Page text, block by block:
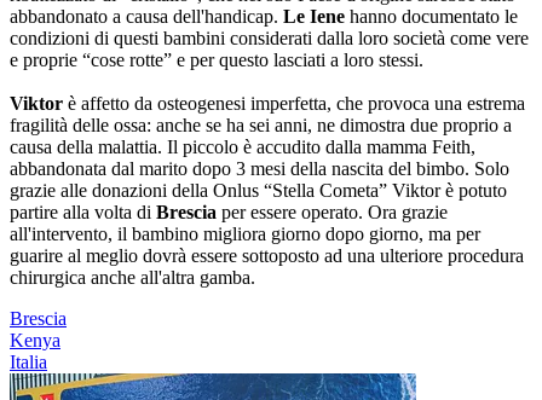
abbandonato a causa dell'handicap. Le Iene hanno documentato le
condizioni di questi bambini considerati dalla loro società come vere
e proprie “cose rotte” e per questo lasciati a loro stessi.
Viktor è affetto da osteogenesi imperfetta, che provoca una estrema
fragilità delle ossa: anche se ha sei anni, ne dimostra due proprio a
causa della malattia. Il piccolo è accudito dalla mamma Feith,
abbandonata dal marito dopo 3 mesi della nascita del bimbo. Solo
grazie alle donazioni della Onlus “Stella Cometa” Viktor è potuto
partire alla volta di Brescia per essere operato. Ora grazie
all'intervento, il bambino migliora giorno dopo giorno, ma per
guarire al meglio dovrà essere sottoposto ad una ulteriore procedura
chirurgica anche all'altra gamba.
Brescia
Kenya
Italia